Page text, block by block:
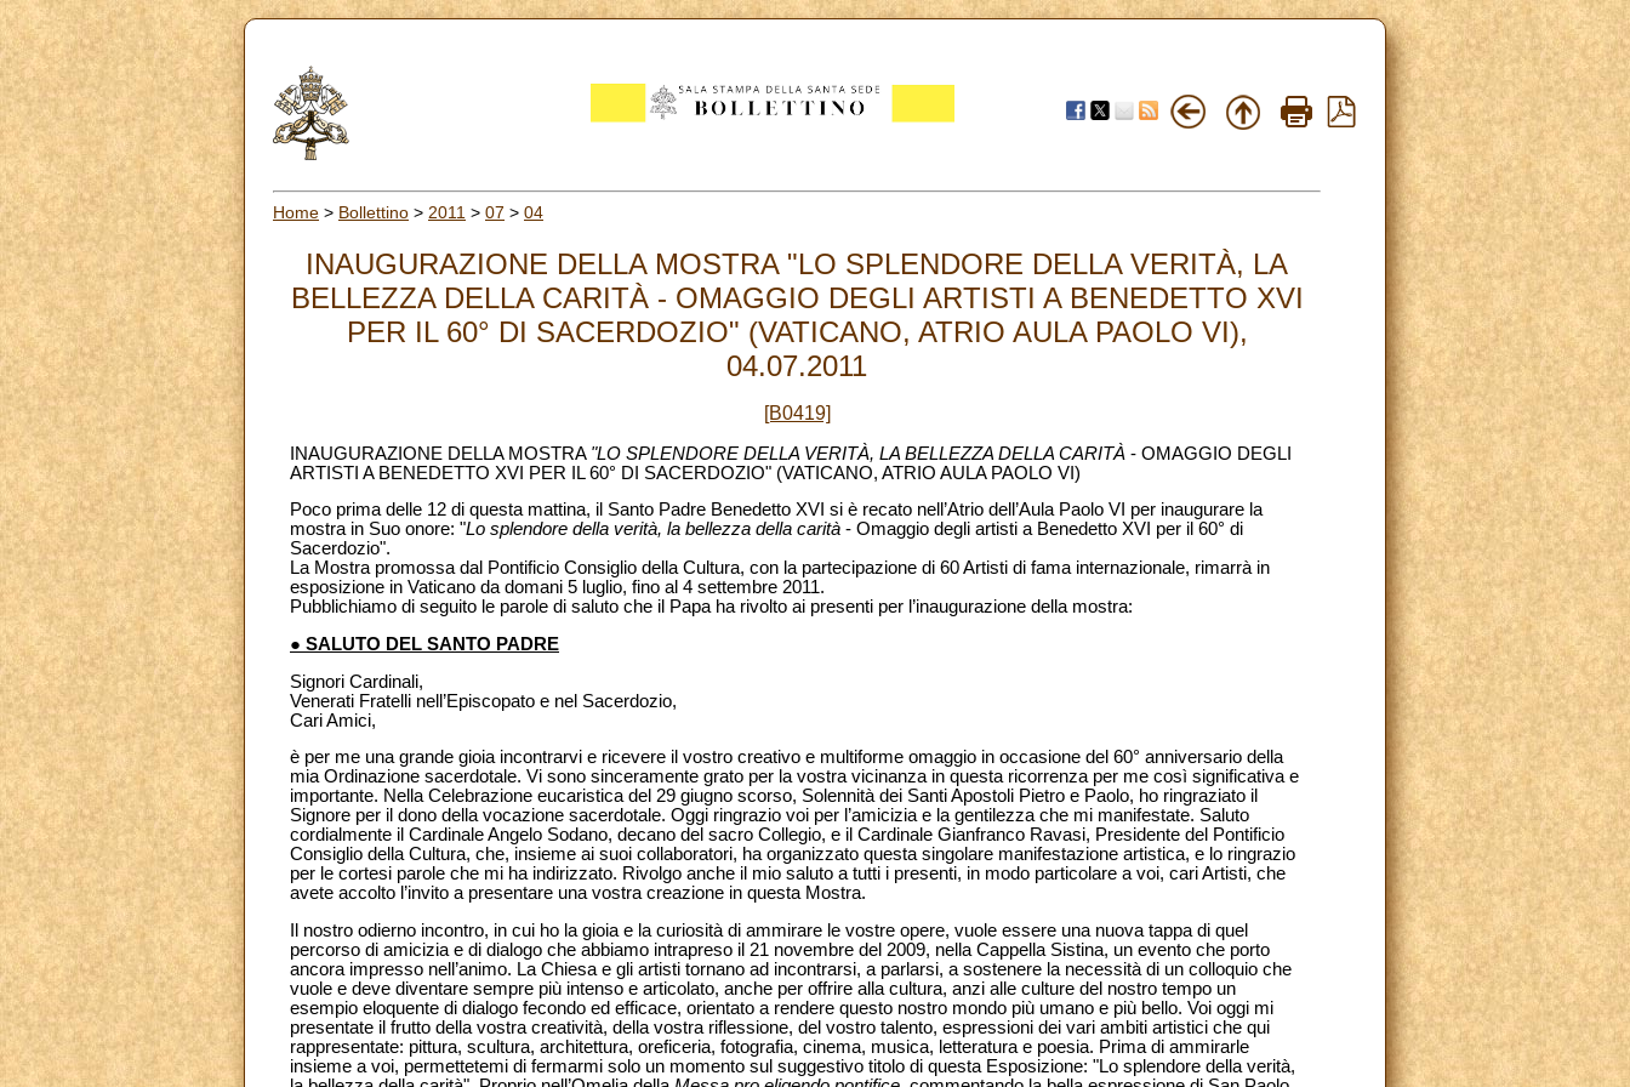
Home > Bollettino > 2011 > 07 > 04
INAUGURAZIONE DELLA MOSTRA "LO SPLENDORE DELLA VERITÀ, LA
BELLEZZA DELLA CARITÀ - OMAGGIO DEGLI ARTISTI A BENEDETTO XVI
PER IL 60° DI SACERDOZIO" (VATICANO, ATRIO AULA PAOLO VI),
04.07.2011
[B0419]
INAUGURAZIONE DELLA MOSTRA "LO SPLENDORE DELLA VERITÀ, LA BELLEZZA DELLA CARITÀ - OMAGGIO DEGLI
ARTISTI A BENEDETTO XVI PER IL 60° DI SACERDOZIO" (VATICANO, ATRIO AULA PAOLO VI)
Poco prima delle 12 di questa mattina, il Santo Padre Benedetto XVI si è recato nell’Atrio dell’Aula Paolo VI per inaugurare la
mostra in Suo onore: "Lo splendore della verità, la bellezza della carità - Omaggio degli artisti a Benedetto XVI per il 60° di
Sacerdozio".
La Mostra promossa dal Pontificio Consiglio della Cultura, con la partecipazione di 60 Artisti di fama internazionale, rimarrà in
esposizione in Vaticano da domani 5 luglio, fino al 4 settembre 2011.
Pubblichiamo di seguito le parole di saluto che il Papa ha rivolto ai presenti per l’inaugurazione della mostra:
● SALUTO DEL SANTO PADRE
Signori Cardinali,
Venerati Fratelli nell’Episcopato e nel Sacerdozio,
Cari Amici,
è per me una grande gioia incontrarvi e ricevere il vostro creativo e multiforme omaggio in occasione del 60° anniversario della
mia Ordinazione sacerdotale. Vi sono sinceramente grato per la vostra vicinanza in questa ricorrenza per me così significativa e
importante. Nella Celebrazione eucaristica del 29 giugno scorso, Solennità dei Santi Apostoli Pietro e Paolo, ho ringraziato il
Signore per il dono della vocazione sacerdotale. Oggi ringrazio voi per l’amicizia e la gentilezza che mi manifestate. Saluto
cordialmente il Cardinale Angelo Sodano, decano del sacro Collegio, e il Cardinale Gianfranco Ravasi, Presidente del Pontificio
Consiglio della Cultura, che, insieme ai suoi collaboratori, ha organizzato questa singolare manifestazione artistica, e lo ringrazio
per le cortesi parole che mi ha indirizzato. Rivolgo anche il mio saluto a tutti i presenti, in modo particolare a voi, cari Artisti, che
avete accolto l’invito a presentare una vostra creazione in questa Mostra.
Il nostro odierno incontro, in cui ho la gioia e la curiosità di ammirare le vostre opere, vuole essere una nuova tappa di quel
percorso di amicizia e di dialogo che abbiamo intrapreso il 21 novembre del 2009, nella Cappella Sistina, un evento che porto
ancora impresso nell’animo. La Chiesa e gli artisti tornano ad incontrarsi, a parlarsi, a sostenere la necessità di un colloquio che
vuole e deve diventare sempre più intenso e articolato, anche per offrire alla cultura, anzi alle culture del nostro tempo un
esempio eloquente di dialogo fecondo ed efficace, orientato a rendere questo nostro mondo più umano e più bello. Voi oggi mi
presentate il frutto della vostra creatività, della vostra riflessione, del vostro talento, espressioni dei vari ambiti artistici che qui
rappresentate: pittura, scultura, architettura, oreficeria, fotografia, cinema, musica, letteratura e poesia. Prima di ammirarle
insieme a voi, permettetemi di fermarmi solo un momento sul suggestivo titolo di questa Esposizione: "Lo splendore della verità,